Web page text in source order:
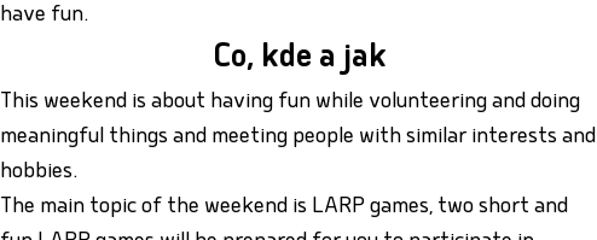
have fun.
Co, kde a jak
This weekend is about having fun while volunteering and doing
meaningful things and meeting people with similar interests and
hobbies.
The main topic of the weekend is LARP games, two short and